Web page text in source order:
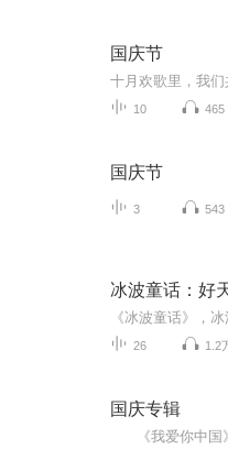
国庆节
10 465
国庆节
3 543
冰波童话：好
26 1.2
国庆专辑